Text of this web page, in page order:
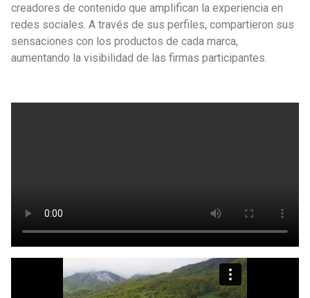
creadores de contenido que amplifican la experiencia en
redes sociales. A través de sus perfiles, compartieron sus
sensaciones con los productos de cada marca,
aumentando la visibilidad de las firmas participantes.